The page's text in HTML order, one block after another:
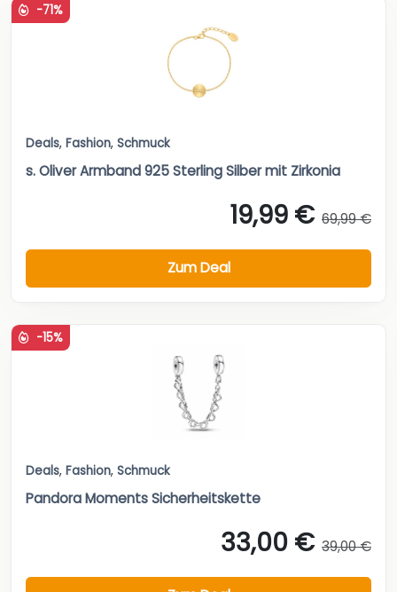
-71%
Deals, Fashion, Schmuck
s. Oliver Armband 925 Sterling Silber mit Zirkonia
19,99 € 69,99 €
Zum Deal
-15%
Deals, Fashion, Schmuck
Pandora Moments Sicherheitskette
33,00 € 39,00 €